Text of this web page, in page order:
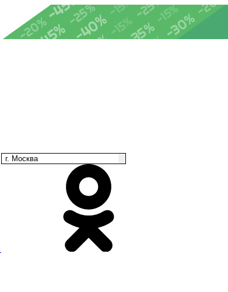
-20%
-35%
-15%
-25%
-35%
-25%
-45%
-15%
-35%
-15%
-40%
-15%
-30%
г. Москва